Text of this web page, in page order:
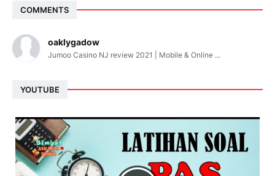
COMMENTS
oaklygadow
Jumoo Casino NJ review 2021 | Mobile & Online ...
YOUTUBE